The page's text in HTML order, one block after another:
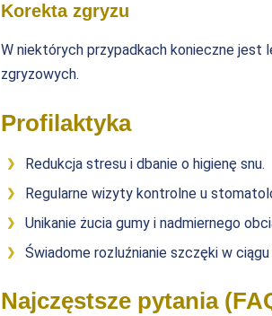
Korekta zgryzu
W niektórych przypadkach konieczne
zgryzowych.
Profilaktyka
Redukcja stresu i dbanie o higienę snu.
Regularne wizyty kontrolne u
Unikanie żucia gumy i nadmiernego
Świadome rozluźnianie szczęki w ciągu
Najczęstsze pytania